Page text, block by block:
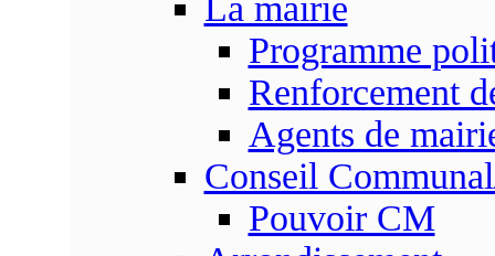
La mairie
Programme
Renforcement
Agents de
Conseil
Pouvoir CM